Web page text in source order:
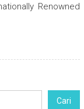
Renowned
Cari